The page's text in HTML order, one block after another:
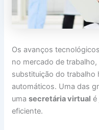
Os avanços
no mercado de
substituição do trabalho
automáticos. Uma das
uma secretária virtual é
eficiente.